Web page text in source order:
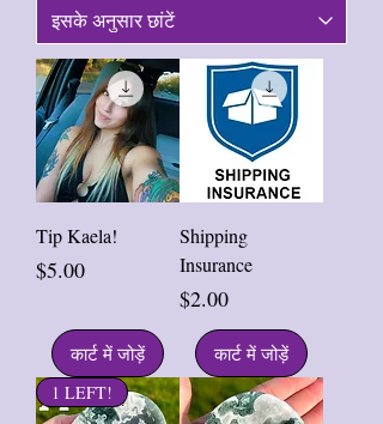
Tip Kaela!
मूल्य
$5.00
कार्ट में जोड़ें
Shipping
Insurance
मूल्य
$2.00
कार्ट में जोड़ें
1 LEFT!